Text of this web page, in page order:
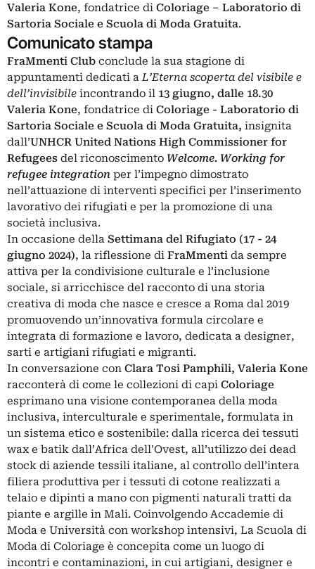
Valeria Kone, fondatrice di Coloriage – Laboratorio di
Sartoria Sociale e Scuola di Moda Gratuita.
Comunicato stampa
FraMmenti Club conclude la sua stagione di
appuntamenti dedicati aL’Eterna scoperta del visibile e
dell’invisibile incontrando il 13 giugno, dalle 18.30
Valeria Kone, fondatrice di Coloriage - Laboratorio di
Sartoria Sociale e Scuola di Moda Gratuita, insignita
dall’UNHCR United Nations High Commissioner for
Refugees del riconoscimento Welcome. Working for
refugee integration per l’impegno dimostrato
nell’attuazione di interventi specifici per l’inserimento
lavorativo dei rifugiati e per la promozione di una
società inclusiva.
In occasione della Settimana del Rifugiato (17 - 24
giugno 2024), la riflessione di FraMmenti da sempre
attiva per la condivisione culturale e l’inclusione
sociale, si arricchisce del racconto di una storia
creativa di moda che nasce e cresce a Roma dal 2019
promuovendo un’innovativa formula circolare e
integrata di formazione e lavoro, dedicata a designer,
sarti e artigiani rifugiati e migranti.
In conversazione con Clara Tosi Pamphili, Valeria Kone
racconterà di come le collezioni di capi Coloriage
esprimano una visione contemporanea della moda
inclusiva, interculturale e sperimentale, formulata in
un sistema etico e sostenibile: dalla ricerca dei tessuti
wax e batik dall’Africa dell'Ovest, all’utilizzo dei dead
stock di aziende tessili italiane, al controllo dell’intera
filiera produttiva per i tessuti di cotone realizzati a
telaio e dipinti a mano con pigmenti naturali tratti da
piante e argille in Mali. Coinvolgendo Accademie di
Moda e Università con workshop intensivi, La Scuola di
Moda di Coloriage è concepita come un luogo di
incontri e contaminazioni, in cui artigiani, designer e